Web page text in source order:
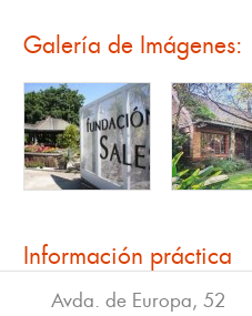
Galería de Imágenes:
Información práctica
Avda. de Europa, 52